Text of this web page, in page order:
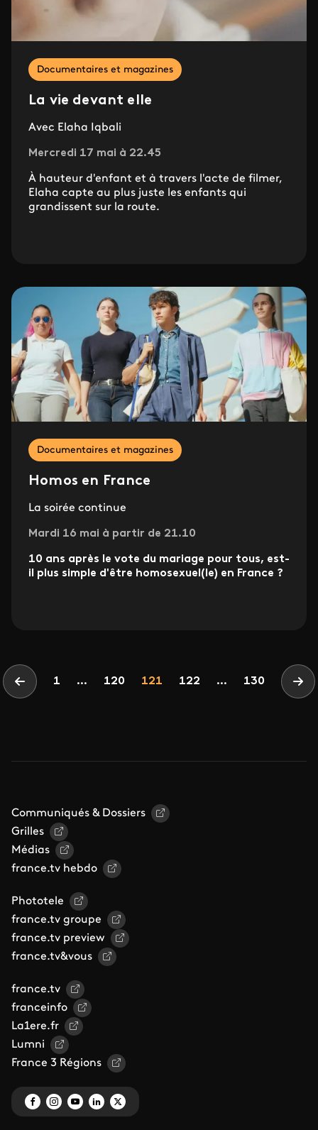
Documentaires et magazines
La vie devant elle
Avec Elaha Iqbali
Mercredi 17 mai à 22.45
À hauteur d'enfant et à travers l'acte de filmer,
Elaha capte au plus juste les enfants qui
grandissent sur la route.
Documentaires et magazines
Homos en France
La soirée continue
Mardi 16 mai à partir de 21.10
10 ans après le vote du mariage pour tous, est-
il plus simple d'être homosexuel(le) en France ?
Pagination
Page précédente
1 ... Page
120 Page
121 Page
122 ... 130
Communiqués & Dossiers
Grilles
Médias
france.tv hebdo
Phototele
france.tv groupe
france.tv preview
france.tv&vous
france.tv
franceinfo
La1ere.fr
Lumni
France 3 Régions